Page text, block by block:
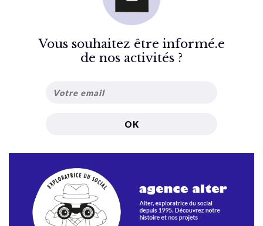
Vous souhaitez être informé.e
de nos activités ?